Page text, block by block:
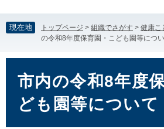
す。
し
て
本
へ
現在地 トップページ > 組織でさがす > 健康こ
の令和8年度保育園・こども園等につ
市内の令和8年度
ども園等について